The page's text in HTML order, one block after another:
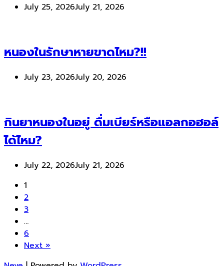
July 25, 2026July 21, 2026
หนองในรักษาหายขาดไหม?!!
July 23, 2026July 20, 2026
กินยาหนองในอยู่ ดื่มเบียร์หรือแอลกอฮอล์
ได้ไหม?
July 22, 2026July 21, 2026
1
2
3
…
6
Next »